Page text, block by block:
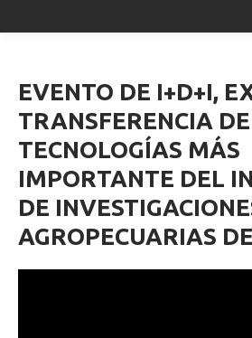
EVENTO DE I+D+I,
TRANSFERENCIA DE
TECNOLOGÍAS MÁS
IMPORTANTE DEL
DE
AGROPECUARIAS